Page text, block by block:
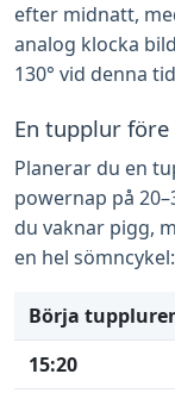
efter midnatt,
analog klocka
130° vid denna
En tupplur
Planerar du en
powernap på
du vaknar pigg,
en hel sömncykel:
Börja
15:20